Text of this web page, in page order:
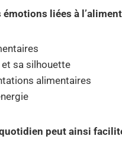
émotions liées à
et sa silhouette
alimentaires
peut ainsi